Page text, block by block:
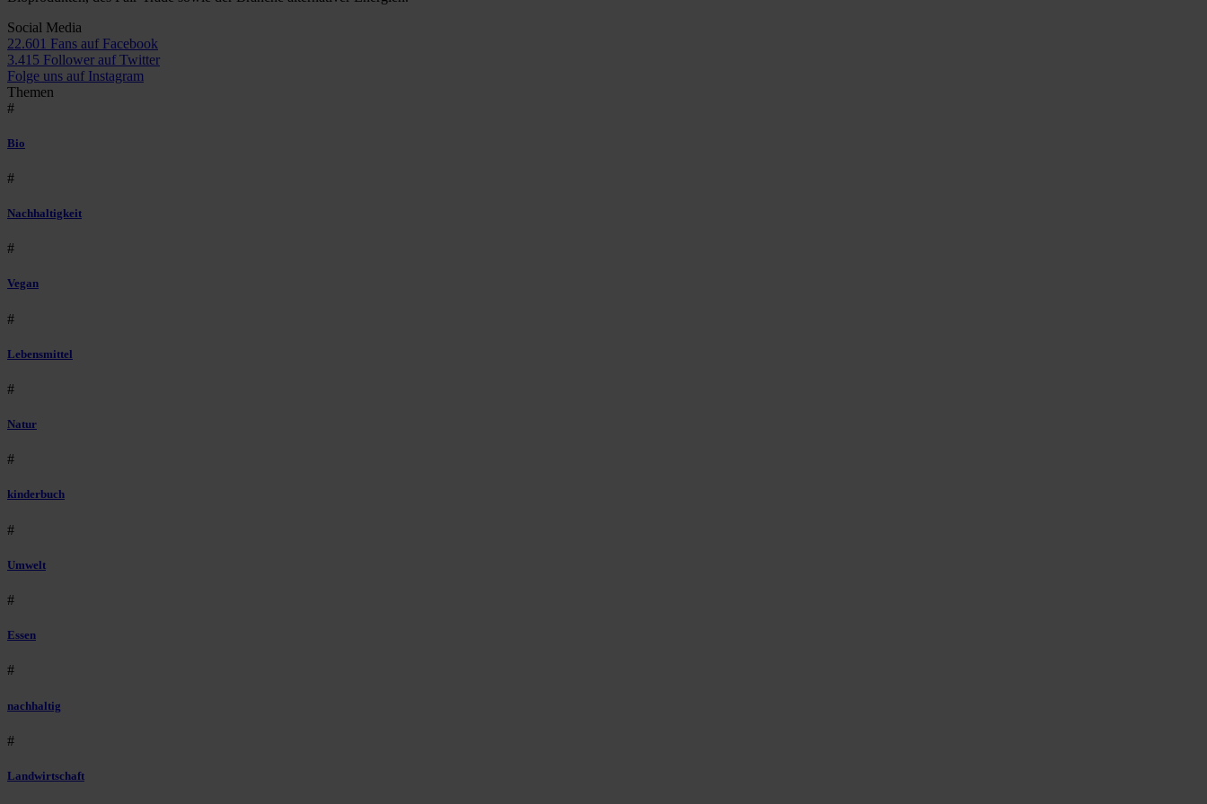
Social Media
22.601 Fans auf Facebook
3.415 Follower auf Twitter
Folge uns auf Instagram
Themen
#
Bio
#
Nachhaltigkeit
#
Vegan
#
Lebensmittel
#
Natur
#
kinderbuch
#
Umwelt
#
Essen
#
nachhaltig
#
Landwirtschaft